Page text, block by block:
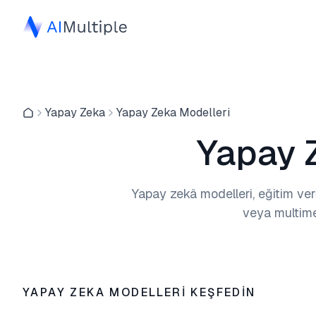
Yapay Zeka Yapay Zeka Modelleri
Yapay
Yapay zekâ modelleri, eğitim
veya
YAPAY ZEKA MODELLERI KEŞFEDIN